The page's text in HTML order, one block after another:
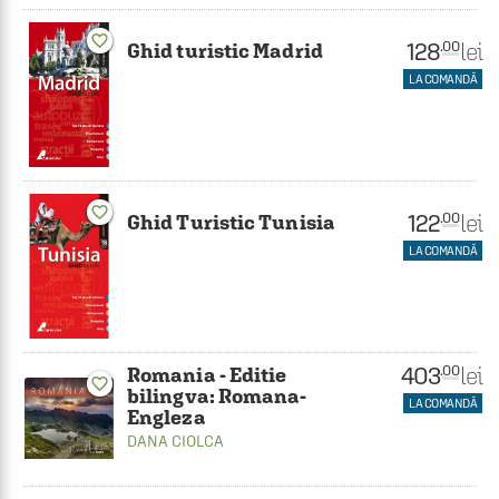
favorite_border Ghid turistic Madrid 128.00 lei
LA COMANDĂ
favorite_border Ghid Turistic Tunisia 122.00 lei
LA COMANDĂ
favorite_border
Romania - Editie
bilingva: Romana-
Engleza
DANA CIOLCA
403.00 lei
LA COMANDĂ